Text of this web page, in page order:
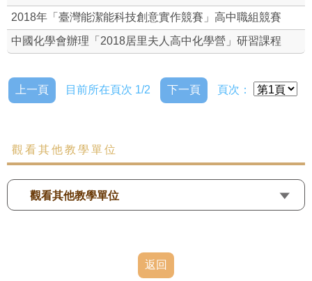
2018年「臺灣能潔能科技創意實作競賽」高中職組競賽
中國化學會辦理「2018居里夫人高中化學營」研習課程
上一頁 目前所在頁次 1/2 下一頁 頁次：
觀看其他教學單位
觀看其他教學單位
返回